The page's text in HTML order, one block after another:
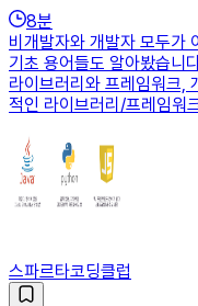
8분
비개발자와 개발자 모두가
기초 용어들도 알아봤습니
라이브러리와 프레임워크,
적인 라이브러리/프레임워
스파르타코딩클럽